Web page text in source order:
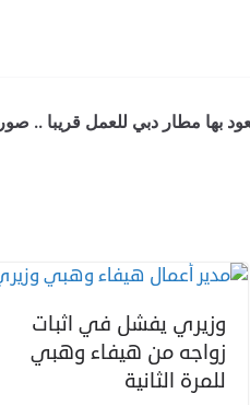
بها مطار دبي للعمل قريبا .. صور
وزيري يفشل في اثبات
زواجه من هيفاء وهبي
للمرة الثانية